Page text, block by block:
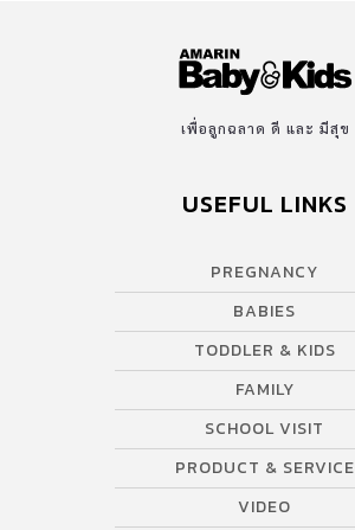
เพื่อลูกฉลาด ดี และ มีสุข
USEFUL LINKS
PREGNANCY
BABIES
TODDLER & KIDS
FAMILY
SCHOOL VISIT
PRODUCT & SERVICE
VIDEO